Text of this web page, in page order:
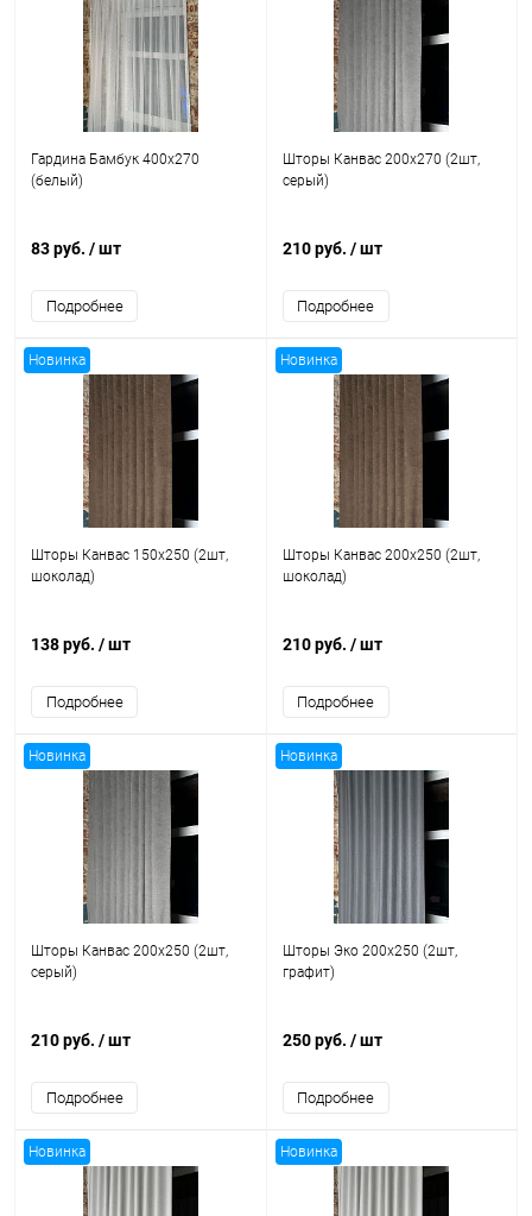
Гардина Бамбук 400x270
(белый)
83 руб. / шт
Подробнее
Шторы Канвас 200x270 (2шт,
серый)
210 руб. / шт
Подробнее
Новинка
Шторы Канвас 150x250 (2шт,
шоколад)
138 руб. / шт
Подробнее
Новинка
Шторы Канвас 200x250 (2шт,
шоколад)
210 руб. / шт
Подробнее
Новинка
Шторы Канвас 200x250 (2шт,
серый)
210 руб. / шт
Подробнее
Новинка
Шторы Эко 200x250 (2шт,
графит)
250 руб. / шт
Подробнее
Новинка Новинка